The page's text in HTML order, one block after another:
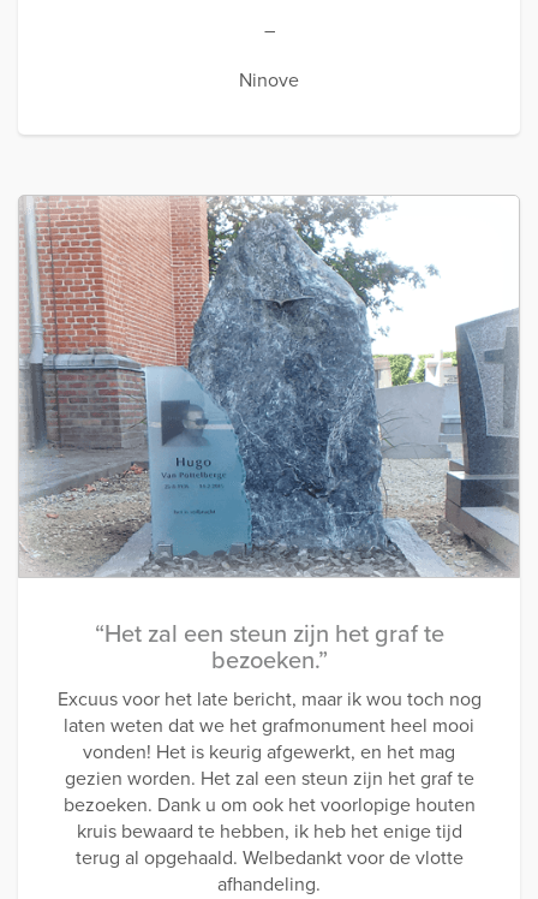
–
Ninove
“Het zal een steun zijn het graf te
bezoeken.”
Excuus voor het late bericht, maar ik wou toch nog
laten weten dat we het grafmonument heel mooi
vonden! Het is keurig afgewerkt, en het mag
gezien worden. Het zal een steun zijn het graf te
bezoeken. Dank u om ook het voorlopige houten
kruis bewaard te hebben, ik heb het enige tijd
terug al opgehaald. Welbedankt voor de vlotte
afhandeling.